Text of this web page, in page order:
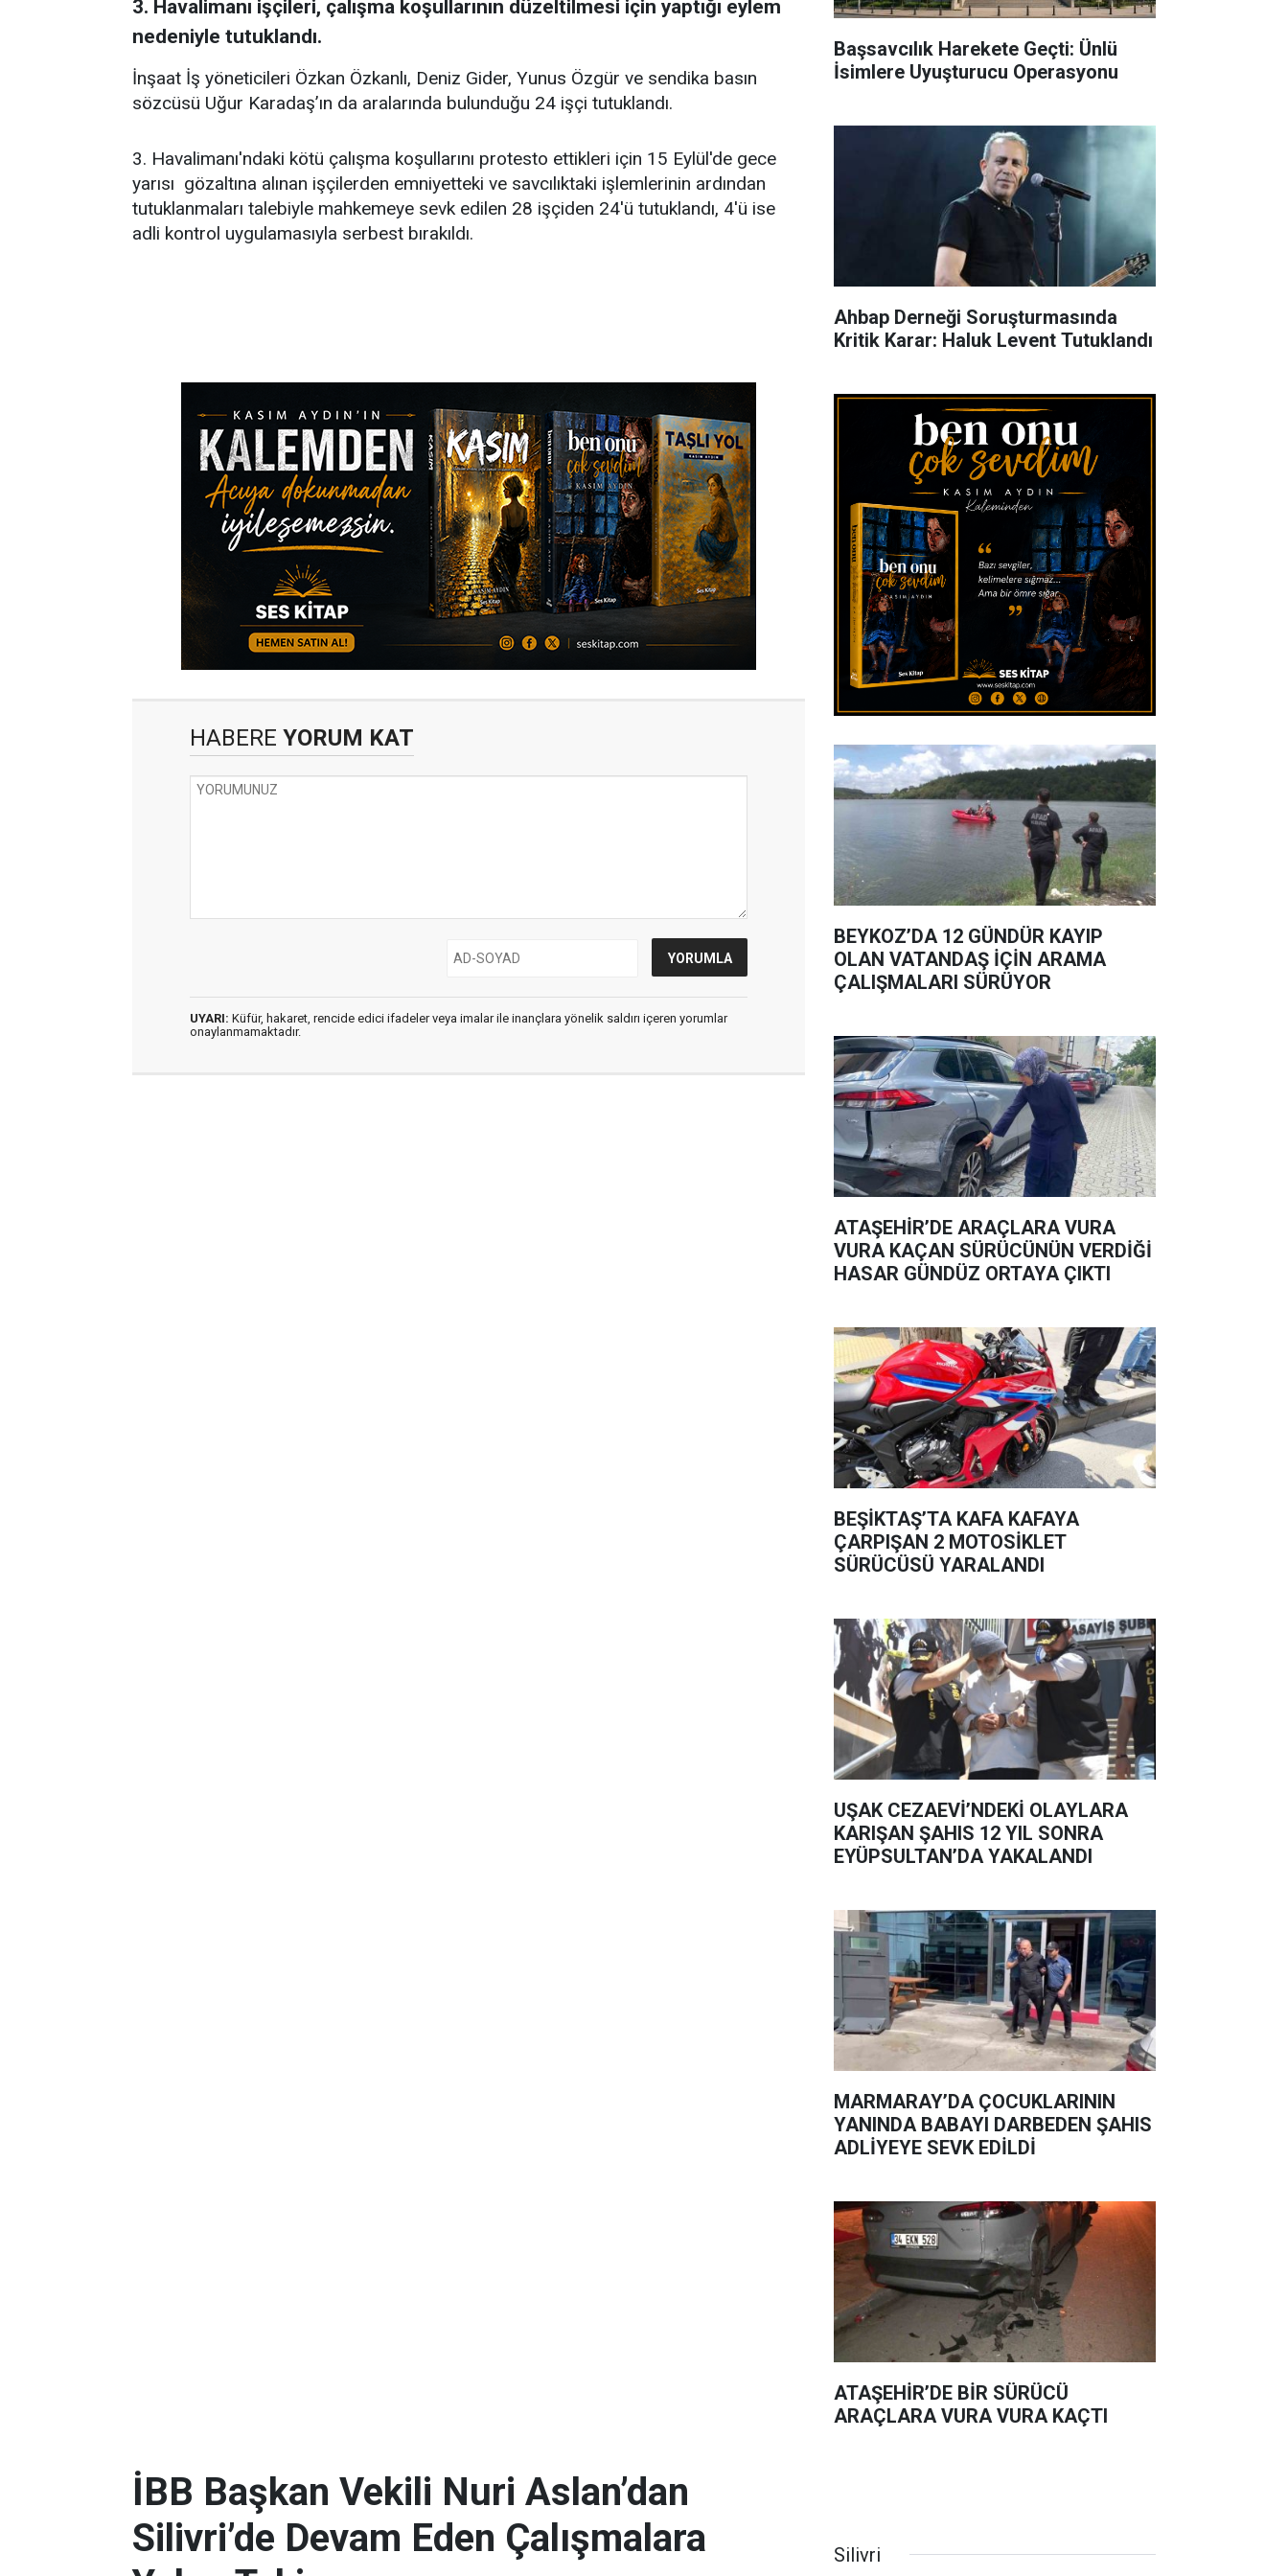
3. Havalimanı işçileri, çalışma koşullarının düzeltilmesi için yaptığı eylem
nedeniyle tutuklandı.
İnşaat İş yöneticileri Özkan Özkanlı, Deniz Gider, Yunus Özgür ve sendika basın
sözcüsü Uğur Karadaş’ın da aralarında bulunduğu 24 işçi tutuklandı.
3. Havalimanı'ndaki kötü çalışma koşullarını protesto ettikleri için 15 Eylül'de gece
yarısı gözaltına alınan işçilerden emniyetteki ve savcılıktaki işlemlerinin ardından
tutuklanmaları talebiyle mahkemeye sevk edilen 28 işçiden 24'ü tutuklandı, 4'ü ise
adli kontrol uygulamasıyla serbest bırakıldı.
HABERE YORUM KAT
UYARI: Küfür, hakaret, rencide edici ifadeler veya imalar ile inançlara yönelik saldırı içeren yorumlar
onaylanmamaktadır.
Başsavcılık Harekete Geçti: Ünlü
İsimlere Uyuşturucu Operasyonu
Ahbap Derneği Soruşturmasında
Kritik Karar: Haluk Levent Tutuklandı
BEYKOZ’DA 12 GÜNDÜR KAYIP
OLAN VATANDAŞ İÇİN ARAMA
ÇALIŞMALARI SÜRÜYOR
ATAŞEHİR’DE ARAÇLARA VURA
VURA KAÇAN SÜRÜCÜNÜN VERDİĞİ
HASAR GÜNDÜZ ORTAYA ÇIKTI
BEŞİKTAŞ’TA KAFA KAFAYA
ÇARPIŞAN 2 MOTOSİKLET
SÜRÜCÜSÜ YARALANDI
UŞAK CEZAEVİ’NDEKİ OLAYLARA
KARIŞAN ŞAHIS 12 YIL SONRA
EYÜPSULTAN’DA YAKALANDI
MARMARAY’DA ÇOCUKLARININ
YANINDA BABAYI DARBEDEN ŞAHIS
ADLİYEYE SEVK EDİLDİ
ATAŞEHİR’DE BİR SÜRÜCÜ
ARAÇLARA VURA VURA KAÇTI
İBB Başkan Vekili Nuri Aslan’dan
Silivri’de Devam Eden Çalışmalara
Silivri